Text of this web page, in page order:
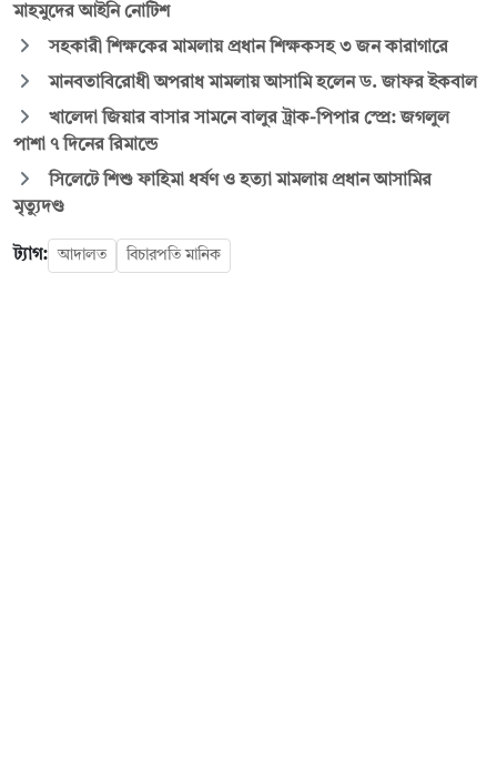
মাহমুদের আইনি নোটিশ
সহকারী শিক্ষকের মামলায় প্রধান শিক্ষকসহ ৩ জন কারাগারে
মানবতাবিরোধী অপরাধ মামলায় আসামি হলেন ড. জাফর ইকবাল
খালেদা জিয়ার বাসার সামনে বালুর ট্রাক-পিপার স্প্রে: জগলুল
পাশা ৭ দিনের রিমান্ডে
সিলেটে শিশু ফাহিমা ধর্ষণ ও হত্যা মামলায় প্রধান আসামির
মৃত্যুদণ্ড
ট্যাগ: আদালত বিচারপতি মানিক